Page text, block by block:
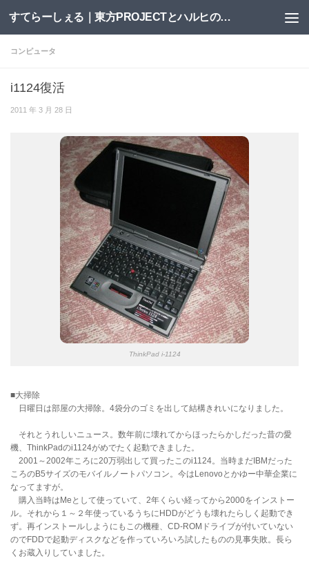
コンテンツへスキップ すてらーしぇる｜東方PROJECTとハルヒの二次創作サイト
コンピュータ
i1124復活
2011 年 3 月 28 日
ThinkPad i-1124
■大掃除
日曜日は部屋の大掃除。4袋分のゴミを出して結構きれいになりました。
それとうれしいニュース。数年前に壊れてからほったらかしだった昔の愛
機、ThinkPadのi1124がめでたく起動できました。
2001～2002年ころに20万弱出して買ったこのi1124。当時まだIBMだった
ころのB5サイズのモバイルノートパソコン。今はLenovoとかゆー中華企業に
なってますが。
購入当時はMeとして使っていて、2年くらい経ってから2000をインストー
ル。それから１～２年使っているうちにHDDがどうも壊れたらしく起動でき
ず。再インストールしようにもこの機種、CD-ROMドライブが付いていない
のでFDDで起動ディスクなどを作っていろいろ試したものの見事失敗。長ら
くお蔵入りしていました。